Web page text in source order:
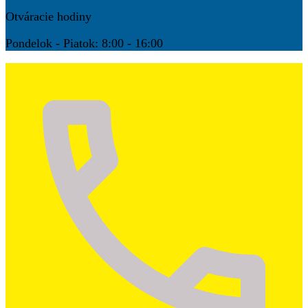
Otváracie hodiny
Pondelok - Piatok: 8:00 - 16:00